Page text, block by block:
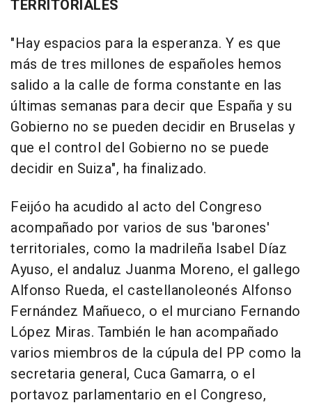
TERRITORIALES
"Hay espacios para la esperanza. Y es que
más de tres millones de españoles hemos
salido a la calle de forma constante en las
últimas semanas para decir que España y su
Gobierno no se pueden decidir en Bruselas y
que el control del Gobierno no se puede
decidir en Suiza", ha finalizado.
Feijóo ha acudido al acto del Congreso
acompañado por varios de sus 'barones'
territoriales, como la madrileña Isabel Díaz
Ayuso, el andaluz Juanma Moreno, el gallego
Alfonso Rueda, el castellanoleonés Alfonso
Fernández Mañueco, o el murciano Fernando
López Miras. También le han acompañado
varios miembros de la cúpula del PP como la
secretaria general, Cuca Gamarra, o el
portavoz parlamentario en el Congreso,